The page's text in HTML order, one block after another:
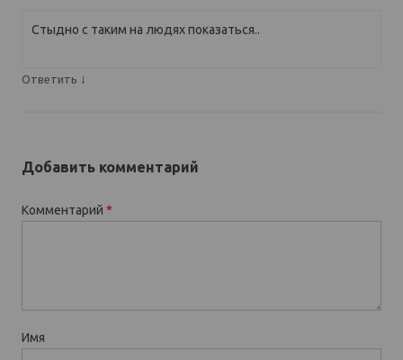
Стыдно с таким на людях показаться..
Ответить ↓
Добавить комментарий
Комментарий *
Имя